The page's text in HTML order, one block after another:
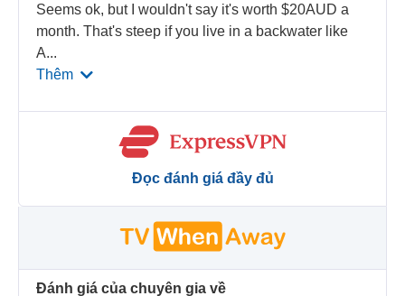
Seems ok, but I wouldn't say it's worth $20AUD a
month. That's steep if you live in a backwater like
A...
Thêm
Đọc đánh giá đầy đủ
Đánh giá của chuyên gia về